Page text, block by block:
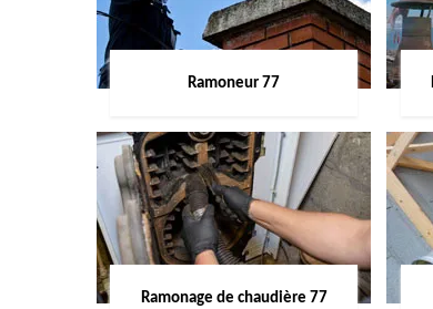
Ramoneur 77
Ramonage de chaudière 77